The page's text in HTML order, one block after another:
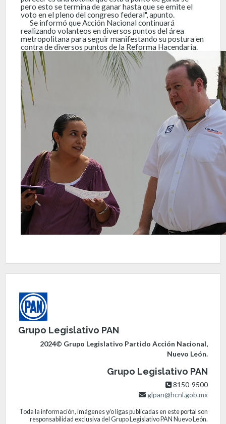
pero esto se termina de ganar hasta que se emite el
voto en el pleno del congreso federal", apunto.
Se informó que Acción Nacional continuará
realizando volanteos en diversos puntos del área
metropolitana para seguir manifestando su postura en
contra de diversos puntos de la Reforma Hacendaria.
Grupo Legislativo PAN
2024© Grupo Legislativo Partido Acción Nacional,
Nuevo León.
Grupo Legislativo PAN
8150-9500
glpan@hcnl.gob.mx
Toda la información, imágenes y/o ligas publicadas en este portal son
responsabilidad exclusiva del Grupo Legislativo PAN Nuevo León.